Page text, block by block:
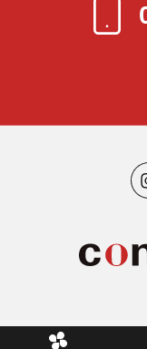
©︎